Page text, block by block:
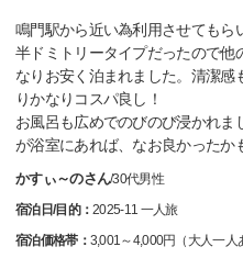
鳴門駅から近い為利用させてもら
半ドミトリータイプだったので他
なりお安く泊まれました。清潔
りかなりコスパ良し！
お風呂も広めでのびのび浸かれ
が浴室にあれば、なお良かったか
かすぃ～のさん/30代男性
宿泊日/目的：2025-11 一人旅
宿泊価格帯： 3,001～4,000円（大人一人